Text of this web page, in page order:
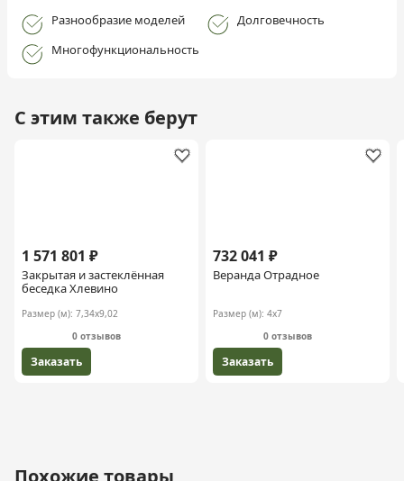
Разнообразие моделей
Долговечность
Многофункциональность
С этим также берут
1 571 801 ₽
Закрытая и застеклённая
беседка Хлевино
Размер (м): 7,34х9,02
0 отзывов
Заказать
732 041 ₽
Веранда Отрадное
Размер (м): 4х7
0 отзывов
Заказать
Похожие товары